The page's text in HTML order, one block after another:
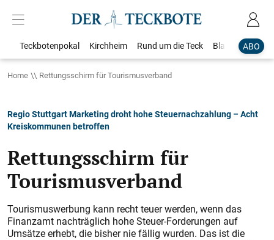
ABO
Teckbotenpokal Kirchheim Rund um die Teck Blaulicht
Home Rettungsschirm für Tourismusverband
Regio Stuttgart Marketing droht hohe Steuernachzahlung – Acht
Kreiskommunen betroffen
Rettungsschirm für
Tourismusverband
Tourismuswerbung kann recht teuer werden, wenn das
Finanzamt nachträglich hohe Steuer-Forderungen auf
Umsätze erhebt, die bisher nie fällig wurden. Das ist die